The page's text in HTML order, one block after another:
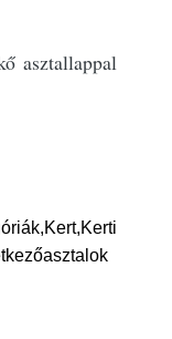
asztallappal